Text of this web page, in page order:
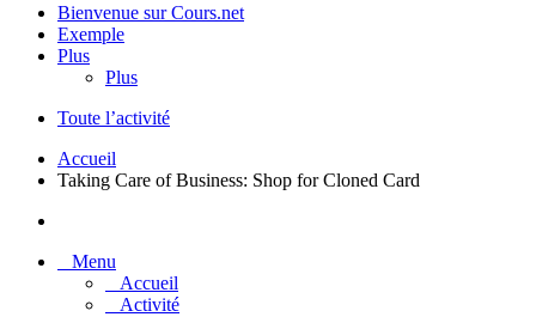
Bienvenue sur Cours.net
Exemple
Plus
Plus
Toute l’activité
Accueil
Taking Care of Business: Shop for Cloned Card
Menu
Accueil
Activité